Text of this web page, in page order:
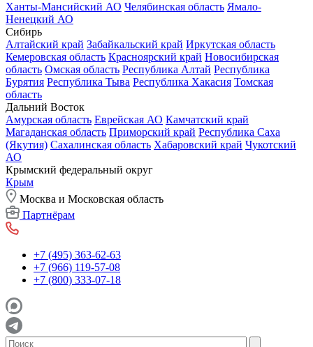
Ханты-Мансийский АО Челябинская область Ямало-
Ненецкий АО
Сибирь
Алтайский край Забайкальский край Иркутская область
Кемеровская область Красноярский край Новосибирская
область Омская область Республика Алтай Республика
Бурятия Республика Тыва Республика Хакасия Томская
область
Дальний Восток
Амурская область Еврейская АО Камчатский край
Магаданская область Приморский край Республика Саха
(Якутия) Сахалинская область Хабаровский край Чукотский
АО
Крымский федеральный округ
Крым
Москва и Московская область
Партнёрам
+7 (495) 363-62-63
+7 (966) 119-57-08
+7 (800) 333-07-18